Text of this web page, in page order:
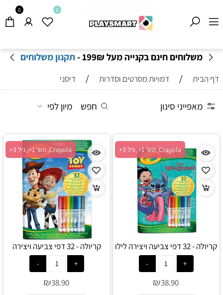
שירות המשלוחים פעיל- ייתכנו זמני אספקה ארוכים
0 0
דף הבית / דמויות מסרטים וסדרות / דיסני
מאפייני סינון חפש מיון לפי
Crayola, מש' 1+, גיל 3+
קריולה - 32 דפי צביעה ויצירה לילו
וסטיץ כולל 7 טושים רחיצים -
Crayola
₪38.90
Crayola, מש' 1+, גיל 3+
קריולה - 32 דפי צביעה ויצירה
צעצוע של סיפור כולל 7 טושים
רחיצים - Crayola
₪38.90